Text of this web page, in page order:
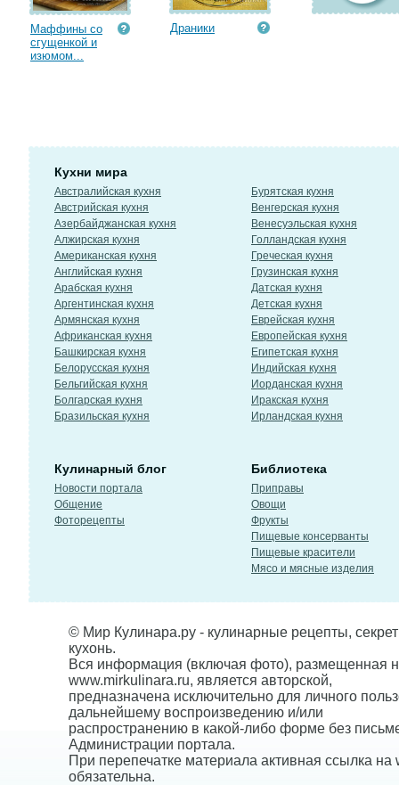
Маффины со
сгущенкой и
изюмом...
Драники
Кухни мира
Австралийская кухня
Австрийская кухня
Азербайджанская кухня
Алжирская кухня
Американская кухня
Английская кухня
Арабская кухня
Аргентинская кухня
Армянская кухня
Африканская кухня
Башкирская кухня
Белорусская кухня
Бельгийская кухня
Болгарская кухня
Бразильская кухня
Бурятская кухня
Венгерская кухня
Венесуэльская кухня
Голландская кухня
Греческая кухня
Грузинская кухня
Датская кухня
Детская кухня
Еврейская кухня
Европейская кухня
Египетская кухня
Индийская кухня
Иорданская кухня
Иракская кухня
Ирландская кухня
Кулинарный блог
Новости портала
Общение
Фоторецепты
Библиотека
Приправы
Овощи
Фрукты
Пищевые консерванты
Пищевые красители
Мясо и мясные изделия
© Мир Кулинара.ру - кулинарные рецепты,
кухонь.
Вся информация (включая фото), размещенная
www.mirkulinara.ru, является авторской,
предназначена исключительно для личного
дальнейшему воспроизведению и/или
распространению в какой-либо форме без
Администрации портала.
При перепечатке материала активная ссылка на
обязательна.